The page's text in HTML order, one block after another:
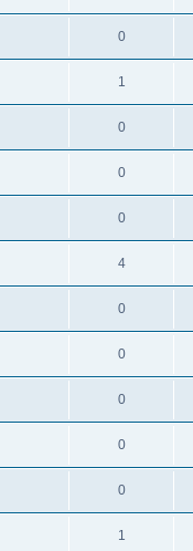
0
1
0
0
0
4
0
0
0
0
0
1